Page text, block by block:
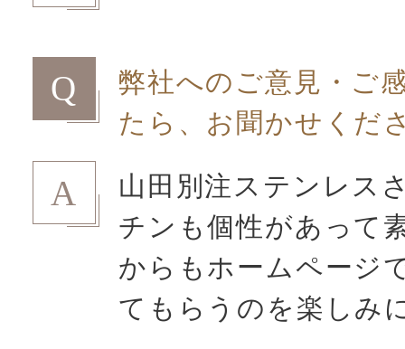
Q
弊社へのご意見・ご
たら、お聞かせくだ
A
山田別注ステンレス
チンも個性があって
からもホームページ
てもらうのを楽しみ